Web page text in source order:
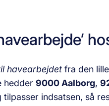
havearbejdetfra den
hedder 9000 Aalborg,
indsatsen, så